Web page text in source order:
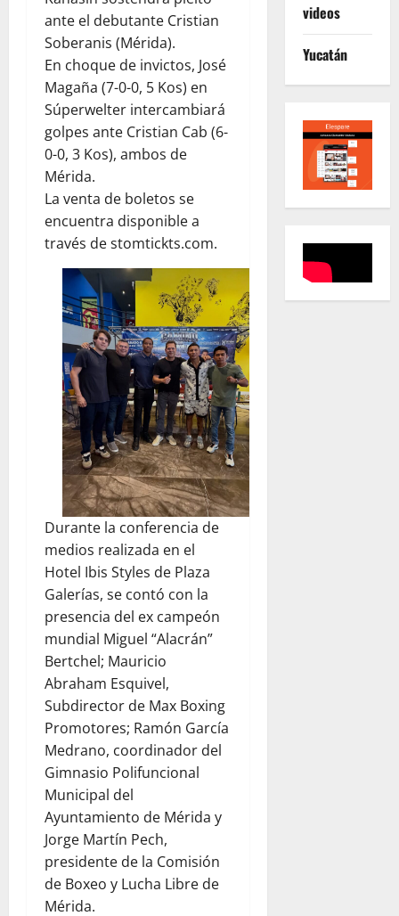
ante el debutante Cristian
Soberanis (Mérida).
En choque de invictos, José
Magaña (7-0-0, 5 Kos) en
Súperwelter intercambiará
golpes ante Cristian Cab (6-
0-0, 3 Kos), ambos de
Mérida.
La venta de boletos se
encuentra disponible a
través de stomtickts.com.
Durante la conferencia de
medios realizada en el
Hotel Ibis Styles de Plaza
Galerías, se contó con la
presencia del ex campeón
mundial Miguel “Alacrán”
Bertchel; Mauricio
Abraham Esquivel,
Subdirector de Max Boxing
Promotores; Ramón García
Medrano, coordinador del
Gimnasio Polifuncional
Municipal del
Ayuntamiento de Mérida y
Jorge Martín Pech,
presidente de la Comisión
de Boxeo y Lucha Libre de
Mérida.
videos
Yucatán